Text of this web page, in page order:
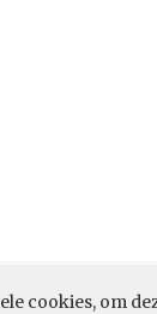
cookies, om